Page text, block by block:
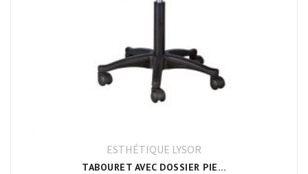
ESTHÉTIQUE LYSOR
TABOURET AVEC DOSSIER PIED NOIR